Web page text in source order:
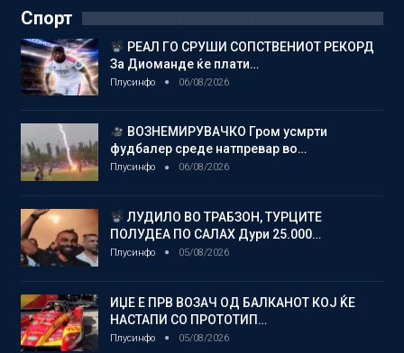
Спорт
РЕАЛ ГО СРУШИ СОПСТВЕНИОТ РЕКОРД
За Диоманде ќе плати…
Плусинфо 06/08/2026
ВОЗНЕМИРУВАЧКО Гром усмрти
фудбалер среде натпревар во…
Плусинфо 06/08/2026
ЛУДИЛО ВО ТРАБЗОН, ТУРЦИТЕ
ПОЛУДЕА ПО САЛАХ Дури 25.000…
Плусинфо 05/08/2026
ИЏЕ Е ПРВ ВОЗАЧ ОД БАЛКАНОТ КОЈ ЌЕ
НАСТАПИ СО ПРОТОТИП…
Плусинфо 05/08/2026